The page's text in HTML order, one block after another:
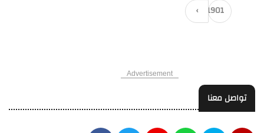
1901
›
Advertisement
تواصل معنا